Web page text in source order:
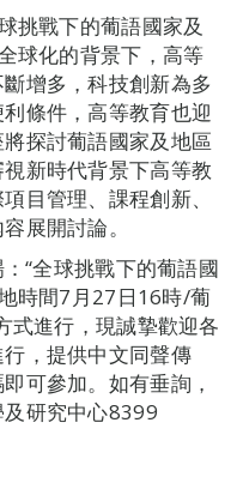
挑戰下的葡語國家及
球化的背景下，高等
增多，科技創新為多
條件，高等教育也迎
探討葡語國家及地區
新時代背景下高等教
目管理、課程創新、
展開討論。
“全球挑戰下的葡語國
時間7月27日16時/葡
式進行，現誠摯歡迎各
，提供中文同聲傳
可參加。如有垂詢，
研究中心8399